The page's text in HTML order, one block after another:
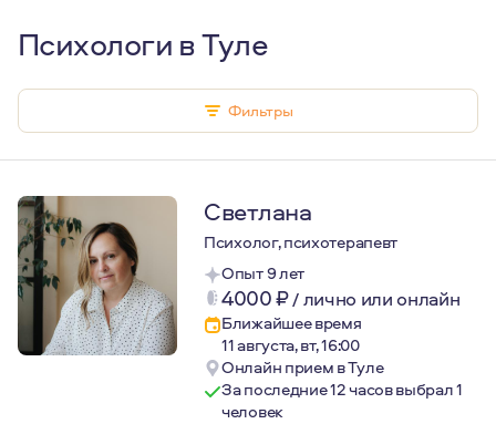
Психологи в Туле
Фильтры
Светлана
Психолог, психотерапевт
Опыт 9 лет
4000₽/лично или онлайн
Ближайшее время
11 августа, вт, 16:00
Онлайн прием в Туле
За последние 12 часов выбрал 1
человек